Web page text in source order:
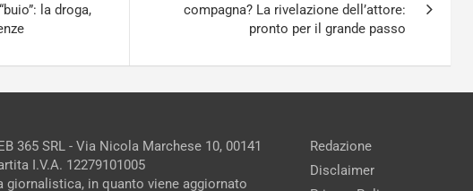
la droga,
compagna? La rivelazione dell’attore:
pronto per il grande passo
365 SRL - Via Nicola Marchese 10, 00141
I.V.A. 12279101005
giornalistica, in quanto viene aggiornato
Redazione
Disclaimer